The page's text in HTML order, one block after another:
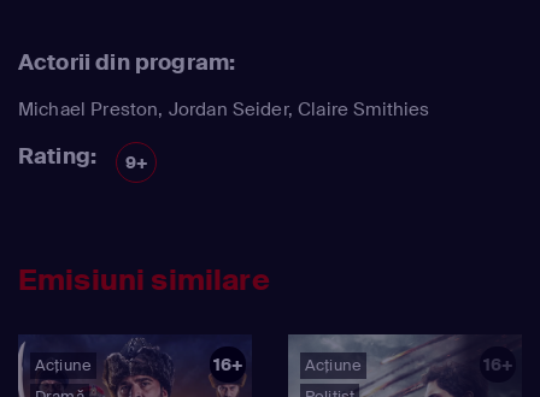
Actorii din program:
Michael Preston, Jordan Seider,Claire Smithies
Rating: 9+
Emisiuni similare
Acțiune
16+
Acțiune
16+